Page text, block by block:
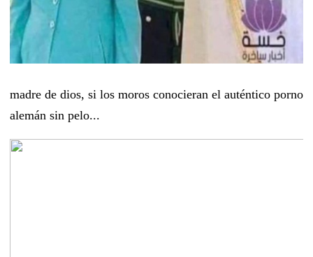
madre de dios, si los moros conocieran el auténtico porno
alemán sin pelo...